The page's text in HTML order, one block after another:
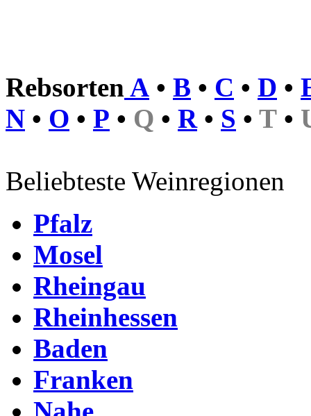
Rebsorten A • B • C • D •
N • O • P • Q • R • S • T •
Beliebteste Weinregionen
Pfalz
Mosel
Rheingau
Rheinhessen
Baden
Franken